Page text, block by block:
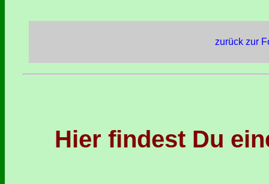
zurück zur
Hier findest Du